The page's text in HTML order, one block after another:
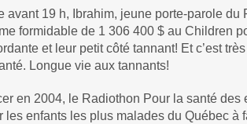
avant 19 h, Ibrahim, jeune porte-parole
formidable de 1 306 400 $ au Children
et leur petit côté tannant! Et c’est
Longue vie aux tannants!
en 2004, le Radiothon Pour la santé
les enfants les plus malades du Québec